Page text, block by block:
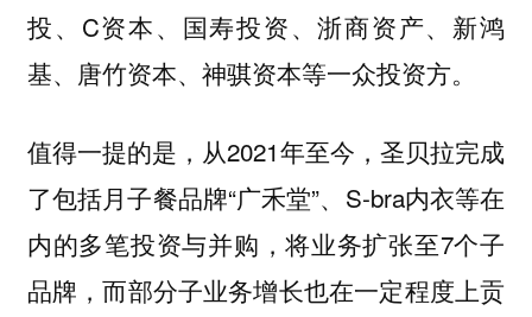
投、C资本、国寿投资、浙商资产、新鸿
基、唐竹资本、神骐资本等一众投资方。
值得一提的是，从2021年至今，圣贝拉完成
了包括月子餐品牌“广禾堂”、S-bra内衣等在
内的多笔投资与并购，将业务扩张至7个子
品牌，而部分子业务增长也在一定程度上贡